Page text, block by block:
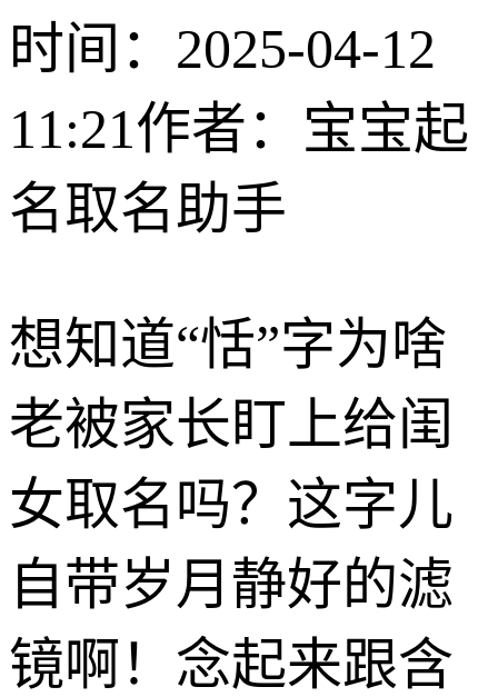
时间：2025-04-12
11:21作者：宝宝起
名取名助手
想知道“恬”字为啥
老被家长盯上给闺
女取名吗？这字儿
自带岁月静好的滤
镜啊！念起来跟含